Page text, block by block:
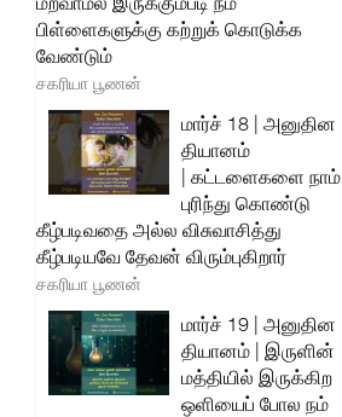
பிள்ளைகளுக்கு கற்றுக் கொடுக்க
வேண்டும்
சகரியா பூணன்
மார்ச் 18 | அனுதின
தியானம்
| கட்டளைகளை நாம்
புரிந்து கொண்டு
கீழ்படிவதை அல்ல விசுவாசித்து
கீழ்படியவே தேவன் விரும்புகிறார்
சகரியா பூணன்
மார்ச் 19 | அனுதின
தியானம் | இருளின்
மத்தியில் இருக்கிற
ஒளியைப் போல நம்